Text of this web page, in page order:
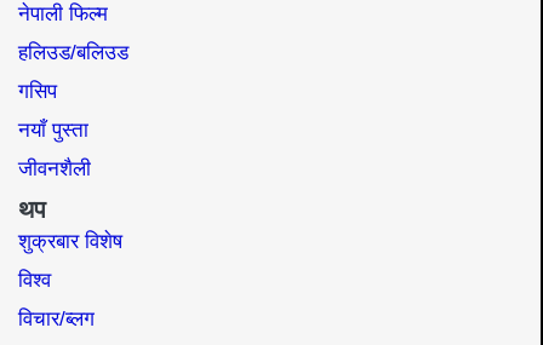
नेपाली फिल्म
हलिउड/बलिउड
गसिप
नयाँ पुस्ता
जीवनशैली
थप
शुक्रबार विशेष
विश्व
विचार/ब्लग